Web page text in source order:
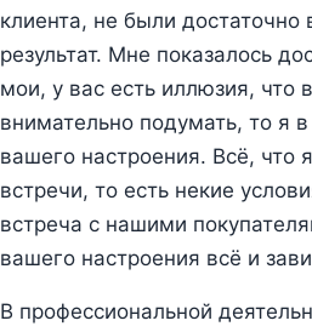
клиента, не были
результат. Мне показалось
мои, у вас есть иллюзия, что
внимательно подумать, то я
вашего настроения. Всё, что
встречи, то есть некие
встреча с нашими
вашего настроения всё и
В профессиональной